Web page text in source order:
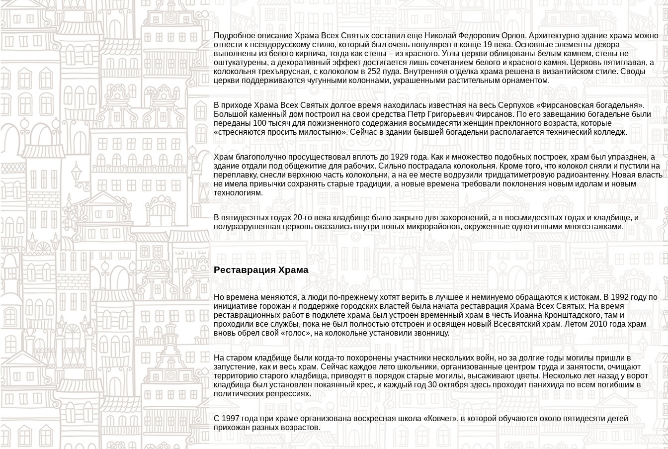
Подробное описание Храма Всех Святых составил еще Николай Федорович Орлов. Архитектурно здание храма можно
отнести к псевдорусскому стилю, который был очень популярен в конце 19 века. Основные элементы декора
выполнены из белого кирпича, тогда как стены – из красного. Углы церкви облицованы белым камнем, стены не
оштукатурены, а декоративный эффект достигается лишь сочетанием белого и красного камня. Церковь пятиглавая, а
колокольня трехъярусная, с колоколом в 252 пуда. Внутренняя отделка храма решена в византийском стиле. Своды
церкви поддерживаются чугунными колоннами, украшенными растительным орнаментом.
В приходе Храма Всех Святых долгое время находилась известная на весь Серпухов «Фирсановская богадельня».
Большой каменный дом построил на свои средства Петр Григорьевич Фирсанов. По его завещанию богадельне были
переданы 100 тысяч для пожизненного содержания восьмидесяти женщин преклонного возраста, которые
«стресняются просить милостыню». Сейчас в здании бывшей богадельни располагается технический колледж.
Храм благополучно просуществовал вплоть до 1929 года. Как и множество подобных построек, храм был упразднен, а
здание отдали под общежитие для рабочих. Сильно пострадала колокольня. Кроме того, что колокол сняли и пустили на
переплавку, снесли верхнюю часть колокольни, а на ее месте водрузили тридцатиметровую радиоантенну. Новая власть
не имела привычки сохранять старые традиции, а новые времена требовали поклонения новым идолам и новым
технологиям.
В пятидесятых годах 20-го века кладбище было закрыто для захоронений, а в восьмидесятых годах и кладбище, и
полуразрушенная церковь оказались внутри новых микрорайонов, окруженные однотипными многоэтажками.
Реставрация Храма
Но времена меняются, а люди по-прежнему хотят верить в лучшее и неминуемо обращаются к истокам. В 1992 году по
инициативе горожан и поддержке городских властей была начата реставрация Храма Всех Святых. На время
реставрационных работ в подклете храма был устроен временный храм в честь Иоанна Кронштадского, там и
проходили все службы, пока не был полностью отстроен и освящен новый Всесвятский храм. Летом 2010 года храм
вновь обрел свой «голос», на колокольне установили звонницу.
На старом кладбище были когда-то похоронены участники нескольких войн, но за долгие годы могилы пришли в
запустение, как и весь храм. Сейчас каждое лето школьники, организованные центром труда и занятости, очищают
территорию старого кладбища, приводят в порядок старые могилы, высаживают цветы. Несколько лет назад у ворот
кладбища был установлен покаянный крес, и каждый год 30 октября здесь проходит панихида по всем погибшим в
политических репрессиях.
С 1997 года при храме организована воскресная школа «Ковчег», в которой обучаются около пятидесяти детей
прихожан разных возрастов.